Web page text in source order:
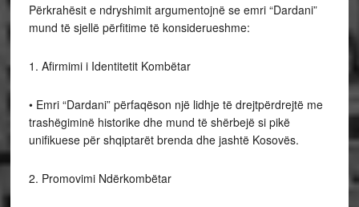
Përkrahësit e ndryshimit argumentojnë se emri “Dardani”
mund të sjellë përfitime të konsiderueshme:
1. Afirmimi i Identitetit Kombëtar
• Emri “Dardani” përfaqëson një lidhje të drejtpërdrejtë me
trashëgiminë historike dhe mund të shërbejë si pikë
unifikuese për shqiptarët brenda dhe jashtë Kosovës.
2. Promovimi Ndërkombëtar